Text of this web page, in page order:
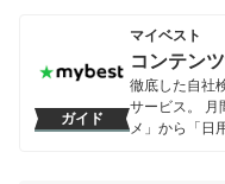
ガイド
マイベスト
コンテン
徹底した自社
サービス。 月
メ」から「日